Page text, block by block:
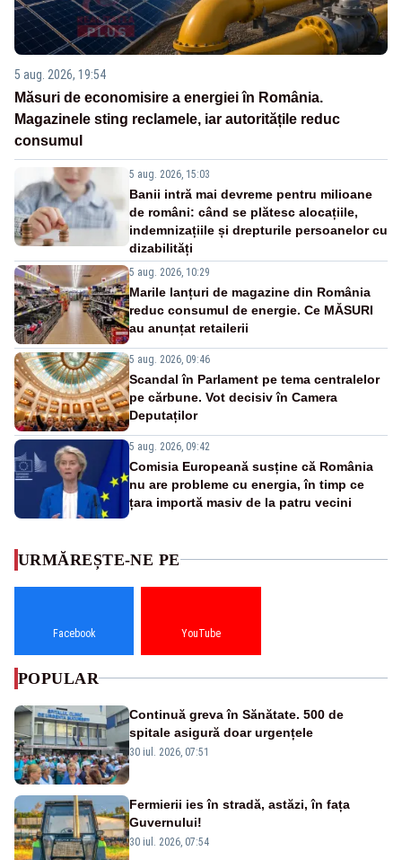
5 aug. 2026, 19:54
Măsuri de economisire a energiei în România.
Magazinele sting reclamele, iar autoritățile reduc
consumul
5 aug. 2026, 15:03
Banii intră mai devreme pentru milioane
de români: când se plătesc alocațiile,
indemnizațiile și drepturile persoanelor cu
dizabilități
5 aug. 2026, 10:29
Marile lanțuri de magazine din România
reduc consumul de energie. Ce MĂSURI
au anunțat retailerii
5 aug. 2026, 09:46
Scandal în Parlament pe tema centralelor
pe cărbune. Vot decisiv în Camera
Deputaților
5 aug. 2026, 09:42
Comisia Europeană susține că România
nu are probleme cu energia, în timp ce
țara importă masiv de la patru vecini
URMĂREȘTE-NE PE
Facebook YouTube
POPULAR
Continuă greva în Sănătate. 500 de
spitale asigură doar urgențele
30 iul. 2026, 07:51
Fermierii ies în stradă, astăzi, în fața
Guvernului!
30 iul. 2026, 07:54